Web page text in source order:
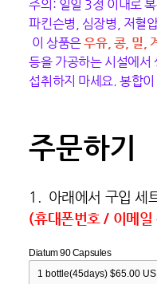
주의: 일일 3정 이내로
파킨슨병, 심장병, 저혈
이 상품은우유, 콩, 밀,
등을 가공하는 시설에서
섭취하지 마세요. 봉합
주문하기
1. 아래에서 구입 세
(휴대폰번호 / 이메일
Diatum 90 Capsules